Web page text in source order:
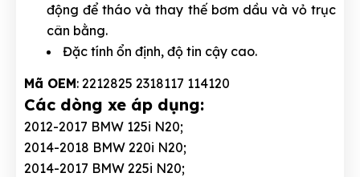
động để tháo và thay thế bơm dầu và vỏ trục
cân bằng.
Đặc tính ổn định, độ tin cậy cao.
Mã OEM: 2212825 2318117 114120
Các dòng xe áp dụng:
2012-2017 BMW 125i N20;
2014-2018 BMW 220i N20;
2014-2017 BMW 225i N20;